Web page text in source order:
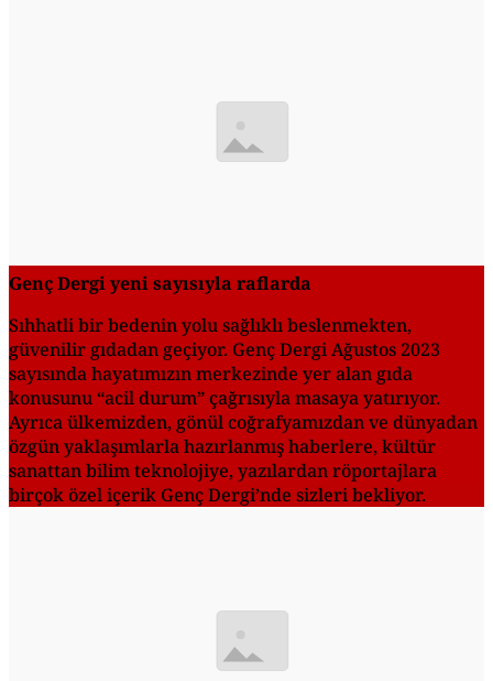
Genç Dergi yeni sayısıyla raflarda
Sıhhatli bir bedenin yolu sağlıklı beslenmekten,
güvenilir gıdadan geçiyor. Genç Dergi Ağustos 2023
sayısında hayatımızın merkezinde yer alan gıda
konusunu “acil durum” çağrısıyla masaya yatırıyor.
Ayrıca ülkemizden, gönül coğrafyamızdan ve dünyadan
özgün yaklaşımlarla hazırlanmış haberlere, kültür
sanattan bilim teknolojiye, yazılardan röportajlara
birçok özel içerik Genç Dergi’nde sizleri bekliyor.